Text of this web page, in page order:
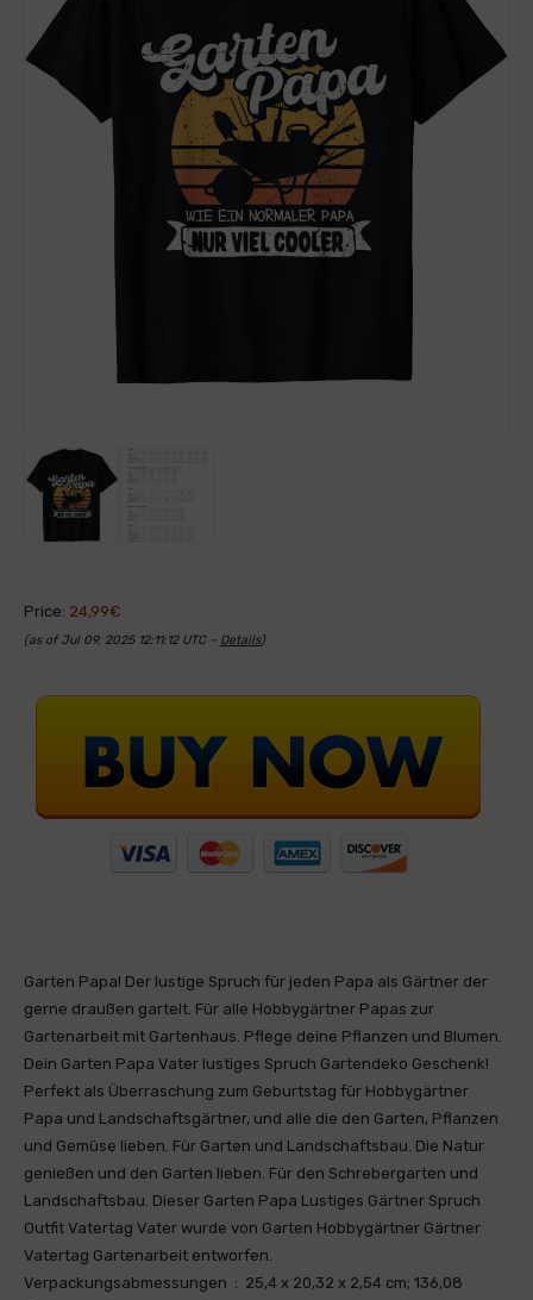
Price: 24,99€
(as of Jul 09, 2025 12:11:12 UTC – Details)
Garten Papa! Der lustige Spruch für jeden Papa als Gärtner der
gerne draußen gartelt. Für alle Hobbygärtner Papas zur
Gartenarbeit mit Gartenhaus. Pflege deine Pflanzen und Blumen.
Dein Garten Papa Vater lustiges Spruch Gartendeko Geschenk!
Perfekt als Überraschung zum Geburtstag für Hobbygärtner
Papa und Landschaftsgärtner, und alle die den Garten, Pflanzen
und Gemüse lieben. Für Garten und Landschaftsbau. Die Natur
genießen und den Garten lieben. Für den Schrebergarten und
Landschaftsbau. Dieser Garten Papa Lustiges Gärtner Spruch
Outfit Vatertag Vater wurde von Garten Hobbygärtner Gärtner
Vatertag Gartenarbeit entworfen.
Verpackungsabmessungen ‏ : ‎ 25,4 x 20,32 x 2,54 cm; 136,08